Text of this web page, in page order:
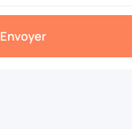
Envoyer